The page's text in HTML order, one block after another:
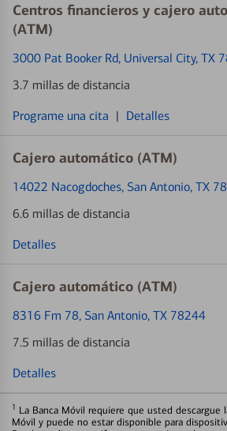
Centros financieros y cajero
(ATM)
3000 Pat Booker Rd, Universal City, TX
3.7 millas de distancia
Programe una cita | Detalles
Cajero automático (ATM)
14022 Nacogdoches, San Antonio, TX
6.6 millas de distancia
Detalles
Cajero automático (ATM)
8316 Fm 78, San Antonio, TX 78244
7.5 millas de distancia
Detalles
1 La Banca Móvil requiere que usted descargue
Móvil y puede no estar disponible para